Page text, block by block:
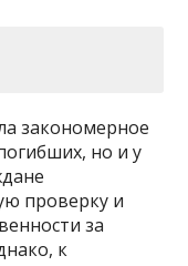
закономерное
но и у
проверку и
за
к